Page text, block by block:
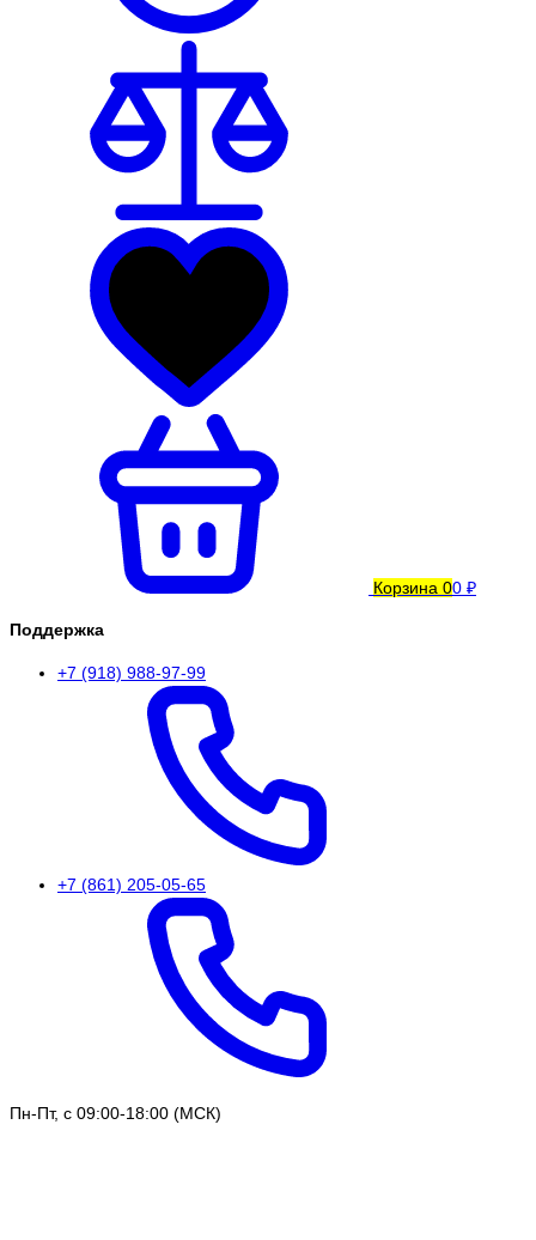
Корзина 00 ₽
Поддержка
+7 (918) 988-97-99
+7 (861) 205-05-65
Пн-Пт, с 09:00-18:00 (МСК)